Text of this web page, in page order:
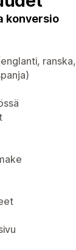
konversio
ranska,